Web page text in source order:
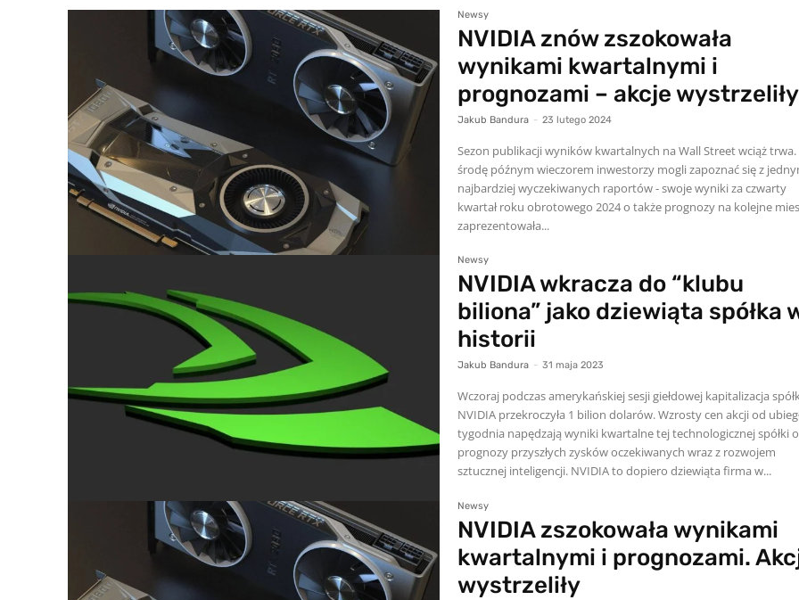
Newsy
NVIDIA znów zszokowała
wynikami kwartalnymi i
prognozami – akcje wystrzeliły
Jakub Bandura - 23 lutego 2024
Sezon publikacji wyników kwartalnych na Wall Street wciąż trwa.
środę późnym wieczorem inwestorzy mogli zapoznać się z
najbardziej wyczekiwanych raportów - swoje wyniki za czwarty
kwartał roku obrotowego 2024 o także prognozy na kolejne
zaprezentowała...
Newsy
NVIDIA wkracza do “klubu
biliona” jako dziewiąta spółka
historii
Jakub Bandura - 31 maja 2023
Wczoraj podczas amerykańskiej sesji giełdowej kapitalizacja
NVIDIA przekroczyła 1 bilion dolarów. Wzrosty cen akcji od
tygodnia napędzają wyniki kwartalne tej technologicznej spółki
prognozy przyszłych zysków oczekiwanych wraz z rozwojem
sztucznej inteligencji. NVIDIA to dopiero dziewiąta firma w...
Newsy
NVIDIA zszokowała wynikami
kwartalnymi i prognozami.
wystrzeliły